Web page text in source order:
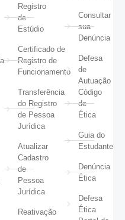
Registro
de
Estúdio
Certificado de
Registro de
Funcionamento
Transferência
do Registro
de Pessoa
Jurídica
Atualizar
Cadastro
de
Pessoa
Jurídica
Reativação
Consultar
sua
Denúncia
Defesa
de
Autuação
Código
de
Ética
Guia do
Estudante
Denúncia
Ética
Defesa
Ética